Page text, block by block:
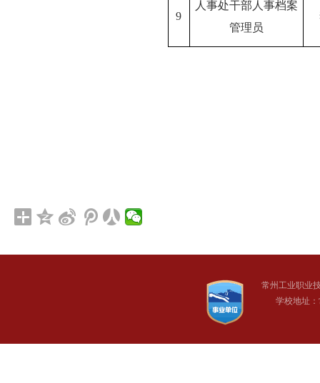
9
人事处干部人事档案
管理员
常州工业职业
学校地址